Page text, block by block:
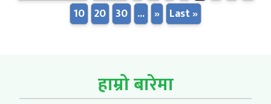
10 20 30 ... » Last »
हाम्रो बारेमा